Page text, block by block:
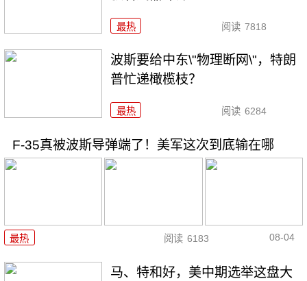
最热 阅读 7818
波斯要给中东\"物理断网\"，特朗
普忙递橄榄枝？
最热 阅读 6284
F-35真被波斯导弹端了！美军这次到底输在哪
最热 阅读 6183 08-04
马、特和好，美中期选举这盘大